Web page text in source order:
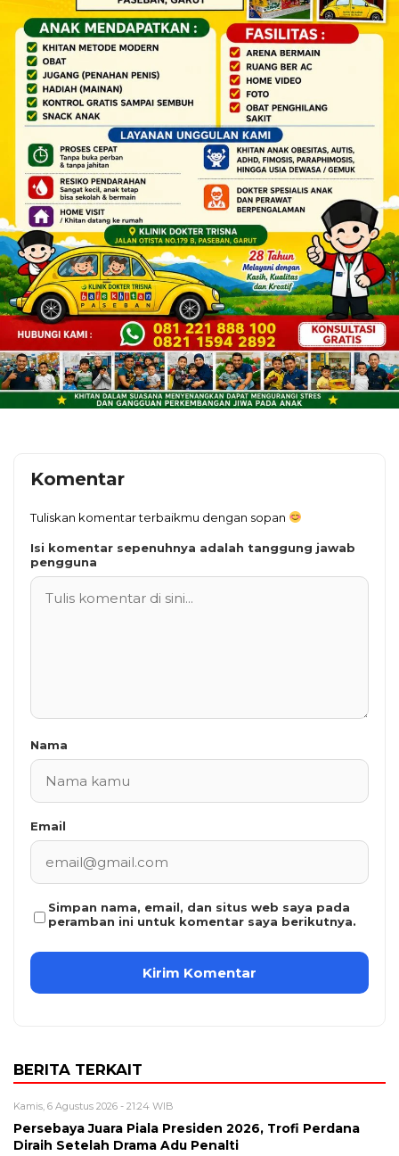
Komentar
Tuliskan komentar terbaikmu dengan sopan
Isi komentar sepenuhnya adalah tanggung jawab
pengguna
Nama
Email
Simpan nama, email, dan situs web saya pada
peramban ini untuk komentar saya berikutnya.
BERITA TERKAIT
Kamis, 6 Agustus 2026 - 21:24 WIB
Persebaya Juara Piala Presiden 2026, Trofi Perdana
Diraih Setelah Drama Adu Penalti